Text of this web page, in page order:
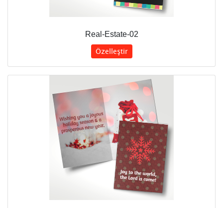
Real-Estate-02
Özelleştir